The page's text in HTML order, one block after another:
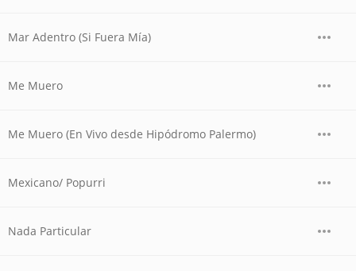
Mar Adentro (Si Fuera Mía)
Me Muero
Me Muero (En Vivo desde Hipódromo Palermo)
Mexicano/ Popurri
Nada Particular